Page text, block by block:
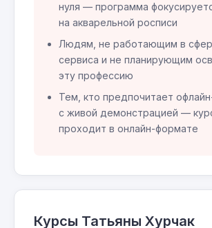
нуля — программа
на акварельной росписи
Людям, не работающим в
сервиса и не планирующим
эту профессию
Тем, кто предпочитает
с живой демонстрацией —
проходит в онлайн-формате
Курсы Татьяны Хурчак